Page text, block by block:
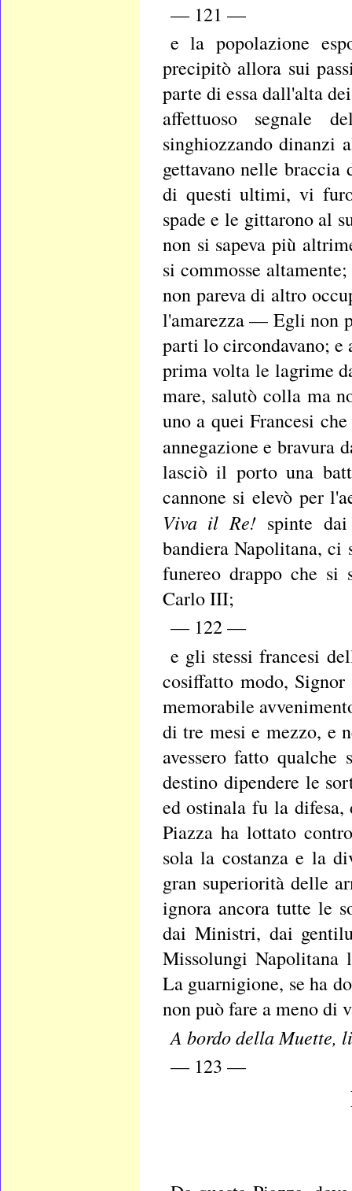
— 121 —
e la popolazione
precipitò allora sui
parte di essa dall'alta
affettuoso segnale
singhiozzando dinanzi
gettavano nelle braccia
di questi ultimi, vi
spade e le gittarono al
non si sapeva più
si commosse
non pareva di altro
l'amarezza — Egli non
parti lo circondavano; e
prima volta le lagrime
mare, salutò colla ma
uno a quei Francesi
annegazione e bravura
lasciò il porto una
cannone si elevò per
Viva il Re! spinte
bandiera Napolitana, ci
funereo drappo che si
Carlo III;
— 122 —
e gli stessi francesi
cosiffatto modo,
memorabile
di tre mesi e mezzo, e
avessero fatto
destino dipendere le
ed ostinala fu la
Piazza ha lottato
sola la costanza e la
gran superiorità delle
ignora ancora tutte le
dai Ministri, dai
Missolungi
La guarnigione, se ha
non può fare a meno
A bordo della Muette,
— 123 —